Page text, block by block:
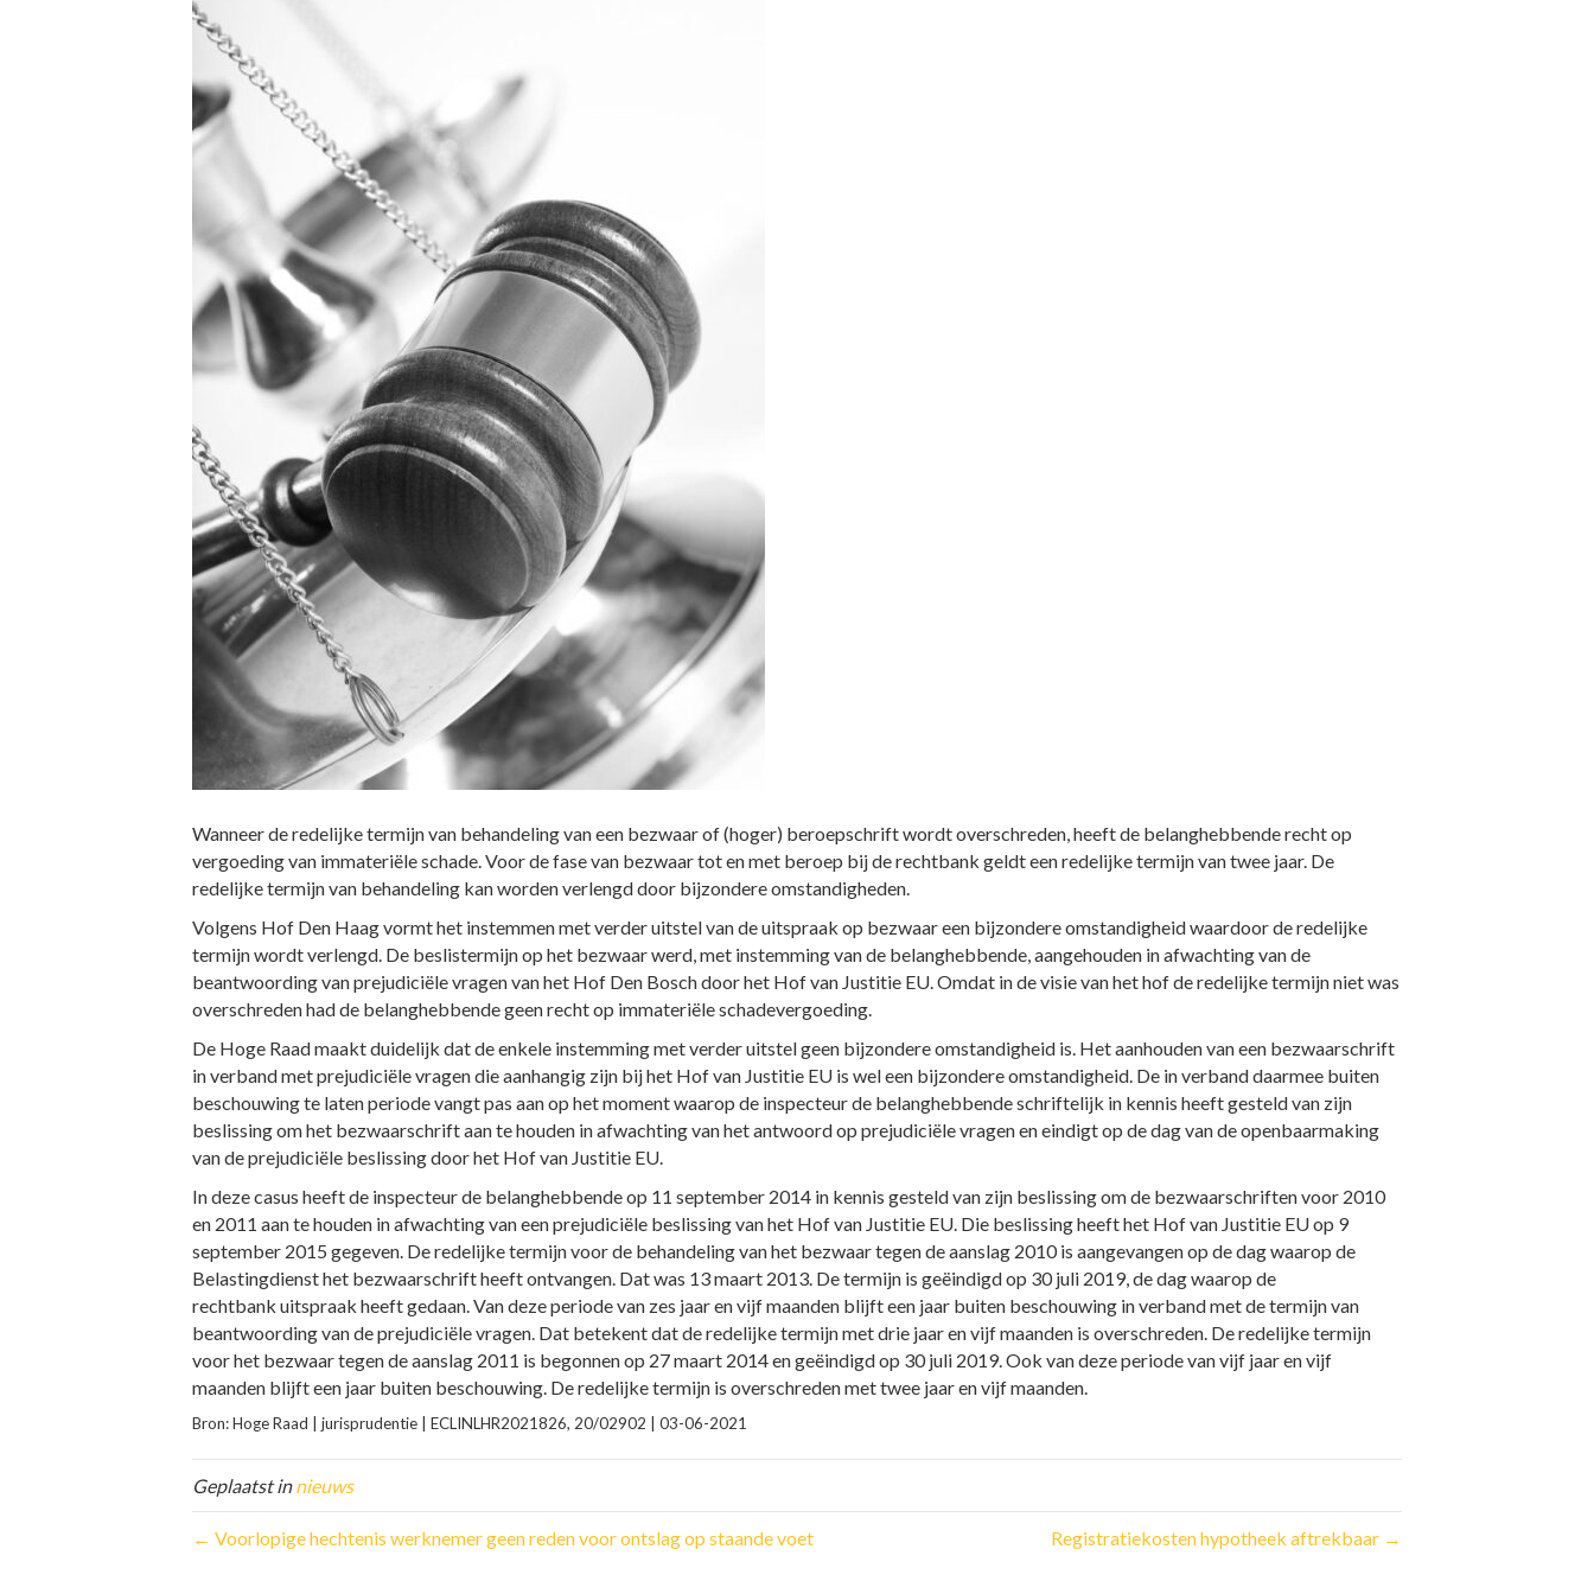
Wanneer de redelijke termijn van behandeling van een bezwaar of (hoger) beroepschrift wordt overschreden, heeft de belanghebbende recht op
vergoeding van immateriële schade. Voor de fase van bezwaar tot en met beroep bij de rechtbank geldt een redelijke termijn van twee jaar. De
redelijke termijn van behandeling kan worden verlengd door bijzondere omstandigheden.
Volgens Hof Den Haag vormt het instemmen met verder uitstel van de uitspraak op bezwaar een bijzondere omstandigheid waardoor de redelijke
termijn wordt verlengd. De beslistermijn op het bezwaar werd, met instemming van de belanghebbende, aangehouden in afwachting van de
beantwoording van prejudiciële vragen van het Hof Den Bosch door het Hof van Justitie EU. Omdat in de visie van het hof de redelijke termijn niet was
overschreden had de belanghebbende geen recht op immateriële schadevergoeding.
De Hoge Raad maakt duidelijk dat de enkele instemming met verder uitstel geen bijzondere omstandigheid is. Het aanhouden van een bezwaarschrift
in verband met prejudiciële vragen die aanhangig zijn bij het Hof van Justitie EU is wel een bijzondere omstandigheid. De in verband daarmee buiten
beschouwing te laten periode vangt pas aan op het moment waarop de inspecteur de belanghebbende schriftelijk in kennis heeft gesteld van zijn
beslissing om het bezwaarschrift aan te houden in afwachting van het antwoord op prejudiciële vragen en eindigt op de dag van de openbaarmaking
van de prejudiciële beslissing door het Hof van Justitie EU.
In deze casus heeft de inspecteur de belanghebbende op 11 september 2014 in kennis gesteld van zijn beslissing om de bezwaarschriften voor 2010
en 2011 aan te houden in afwachting van een prejudiciële beslissing van het Hof van Justitie EU. Die beslissing heeft het Hof van Justitie EU op 9
september 2015 gegeven. De redelijke termijn voor de behandeling van het bezwaar tegen de aanslag 2010 is aangevangen op de dag waarop de
Belastingdienst het bezwaarschrift heeft ontvangen. Dat was 13 maart 2013. De termijn is geëindigd op 30 juli 2019, de dag waarop de
rechtbank uitspraak heeft gedaan. Van deze periode van zes jaar en vijf maanden blijft een jaar buiten beschouwing in verband met de termijn van
beantwoording van de prejudiciële vragen. Dat betekent dat de redelijke termijn met drie jaar en vijf maanden is overschreden. De redelijke termijn
voor het bezwaar tegen de aanslag 2011 is begonnen op 27 maart 2014 en geëindigd op 30 juli 2019. Ook van deze periode van vijf jaar en vijf
maanden blijft een jaar buiten beschouwing. De redelijke termijn is overschreden met twee jaar en vijf maanden.
Bron: Hoge Raad | jurisprudentie | ECLINLHR2021826, 20/02902 | 03-06-2021
Geplaatst innieuws
← Voorlopige hechtenis werknemer geen reden voor ontslag op staande voet Registratiekosten hypotheek aftrekbaar →